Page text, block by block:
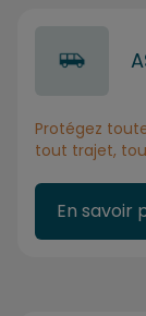
Protégez
tout trajet,
En savoir